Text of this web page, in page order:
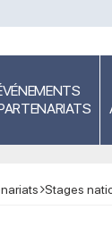
Stages